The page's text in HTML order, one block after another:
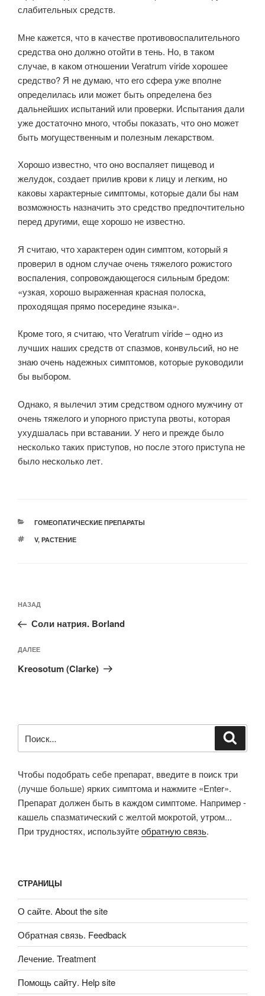
слабительных средств.
Мне кажется, что в качестве противовоспалительного
средства оно должно отойти в тень. Но, в таком
случае, в каком отношении Veratrum viride хорошее
средство? Я не думаю, что его сфера уже вполне
определилась или может быть определена без
дальнейших испытаний или проверки. Испытания дали
уже достаточно много, чтобы показать, что оно может
быть могущественным и полезным лекарством.
Хорошо известно, что оно воспаляет пищевод и
желудок, создает прилив крови к лицу и легким, но
каковы характерные симптомы, которые дали бы нам
возможность назначить это средство предпочтительно
перед другими, еще хорошо не известно.
Я считаю, что характерен один симптом, который я
проверил в одном случае очень тяжелого рожистого
воспаления, сопровождающегося сильным бредом:
«узкая, хорошо выраженная красная полоска,
проходящая прямо посередине языка».
Кроме того, я считаю, что Veratrum viride – одно из
лучших наших средств от спазмов, конвульсий, но не
знаю очень надежных симптомов, которые руководили
бы выбором.
Однако, я вылечил этим средством одного мужчину от
очень тяжелого и упорного приступа рвоты, которая
ухудшалась при вставании. У него и прежде было
несколько таких приступов, но после этого приступа не
было несколько лет.
РУБРИКИ
ГОМЕОПАТИЧЕСКИЕ ПРЕПАРАТЫ
МЕТКИ
V, РАСТЕНИЕ
по
записям
Предыдущая
запись:
НАЗАД
Соли натрия. Borland
Следующая
запись
ДАЛЕЕ
Kreosotum (Clarke)
Чтобы подобрать себе препарат, введите в поиск три
(лучше больше) ярких симптома и нажмите «Enter».
Препарат должен быть в каждом симптоме. Например -
кашель спазматический с желтой мокротой, утром...
При трудностях, используйтеобратную связь.
СТРАНИЦЫ
О сайте. About the site
Обратная связь. Feedback
Лечение. Treatment
Помощь сайту. Help site